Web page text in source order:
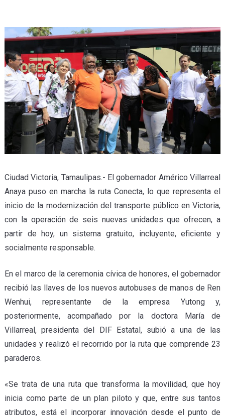
A- A+
Ciudad Victoria, Tamaulipas.- El gobernador Américo Villarreal
Anaya puso en marcha la ruta Conecta, lo que representa el
inicio de la modernización del transporte público en Victoria,
con la operación de seis nuevas unidades que ofrecen, a
partir de hoy, un sistema gratuito, incluyente, eficiente y
socialmente responsable.
En el marco de la ceremonia cívica de honores, el gobernador
recibió las llaves de los nuevos autobuses de manos de Ren
Wenhui, representante de la empresa Yutong y,
posteriormente, acompañado por la doctora María de
Villarreal, presidenta del DIF Estatal, subió a una de las
unidades y realizó el recorrido por la ruta que comprende 23
paraderos.
«Se trata de una ruta que transforma la movilidad, que hoy
inicia como parte de un plan piloto y que, entre sus tantos
atributos, está el incorporar innovación desde el punto de